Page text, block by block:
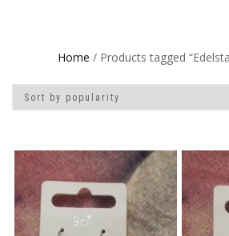
Home / Products tagged